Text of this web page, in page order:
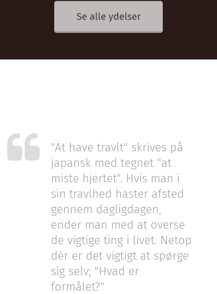
Se alle ydelser
"At have travlt" skrives på
japansk med tegnet "at
miste hjertet". Hvis man i
sin travlhed haster afsted
gennem dagligdagen,
ender man med at overse
de vigtige ting i livet. Netop
dér er det vigtigt at spørge
sig selv; "Hvad er
formålet?"